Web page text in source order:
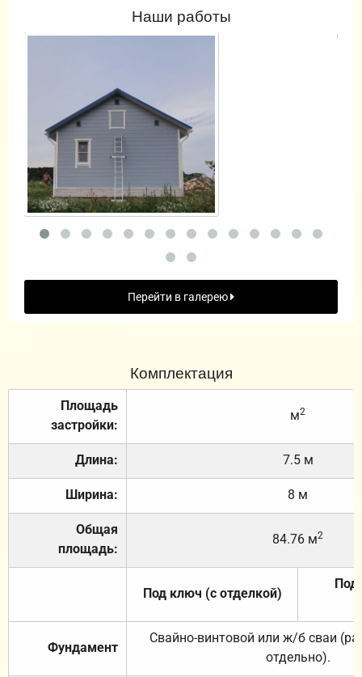
Наши работы
Перейти в галерею
Комплектация
Площадь
застройки:
м2
Длина: 7.5 м
Ширина: 8 м
Общая
площадь:
84.76 м2
Под ключ (с отделкой)
Под
Фундамент
Свайно-винтовой или ж/б сваи
отдельно).